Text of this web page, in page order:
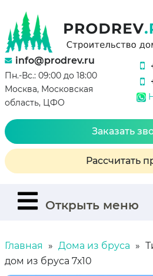
info@prodrev.ru
Пн.-Вс.: 09:00 до 18:00
Москва, Московская
область, ЦФО
Заказать
Рассчитать
Открыть меню
Главная Дома из бруса
дом из бруса 7х10